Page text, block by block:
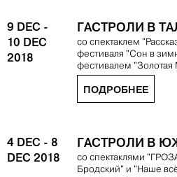
9 DEC -
10 DEC
2018
ГАСТРОЛИ В
со спектаклем
фестиваля "Сон в
фестивалем "Золотая
ПОДРОБНЕЕ
4 DEC - 8
DEC 2018
ГАСТРОЛИ В
со спектаклями
Бродский" и "Наше